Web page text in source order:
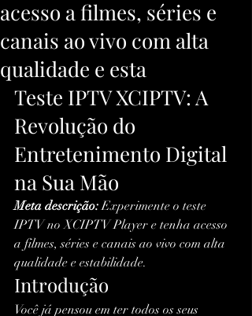
acesso a filmes, séries e
canais ao vivo com alta
qualidade e esta
Teste IPTV XCIPTV: A
Revolução do
Entretenimento Digital
na Sua Mão
Meta descrição: Experimente o teste
IPTV no XCIPTV Player e tenha acesso
a filmes, séries e canais ao vivo com alta
qualidade e estabilidade.
Introdução
Você já pensou em ter todos os seus